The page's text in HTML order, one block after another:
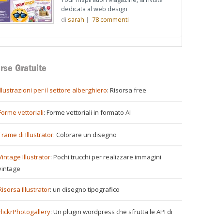
dedicata al web design
di sarah | 78commenti
Gratuite
per il settore alberghiero: Risorsa free
vettoriali: Forme vettoriali in formato AI
di Illustrator: Colorare un disegno
Illustrator: Pochi trucchi per realizzare immagini
Illustrator: un disegno tipografico
: Un plugin wordpress che sfrutta le API di